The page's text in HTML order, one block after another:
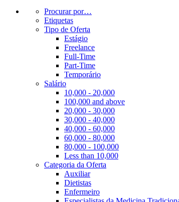
Procurar por…
Etiquetas
Tipo de Oferta
Estágio
Freelance
Full-Time
Part-Time
Temporário
Salário
10,000 - 20,000
100,000 and above
20,000 - 30,000
30,000 - 40,000
40,000 - 60,000
60,000 - 80,000
80,000 - 100,000
Less than 10,000
Categoria da Oferta
Auxiliar
Dietistas
Enfermeiro